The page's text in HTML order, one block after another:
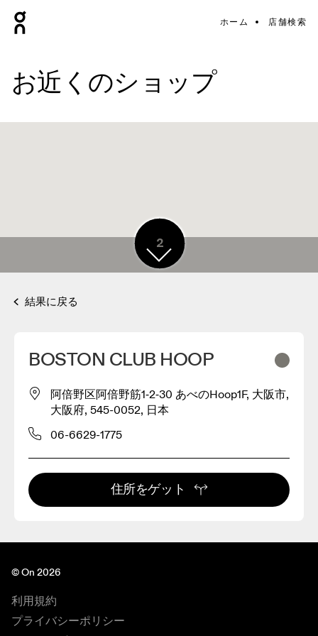
ホーム 店舗検索
お近くのショップ
7
2
結果に戻る
BOSTON CLUB HOOP
阿倍野区阿倍野筋1‐2‐30 あべのHoop1F, 大阪市,
大阪府, 545-0052, 日本
06-6629-1775
住所をゲット
© On 2026
利用規約
プライバシーポリシー